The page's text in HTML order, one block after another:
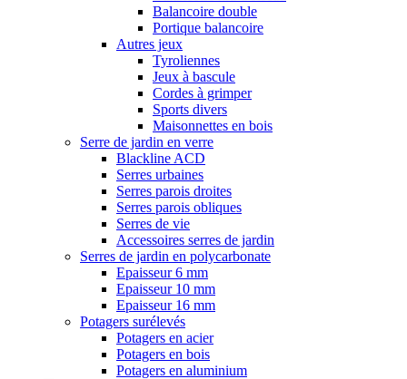
Balancoire double
Portique balancoire
Autres jeux
Tyroliennes
Jeux à bascule
Cordes à grimper
Sports divers
Maisonnettes en bois
Serre de jardin en verre
Blackline ACD
Serres urbaines
Serres parois droites
Serres parois obliques
Serres de vie
Accessoires serres de jardin
Serres de jardin en polycarbonate
Epaisseur 6 mm
Epaisseur 10 mm
Epaisseur 16 mm
Potagers surélevés
Potagers en acier
Potagers en bois
Potagers en aluminium